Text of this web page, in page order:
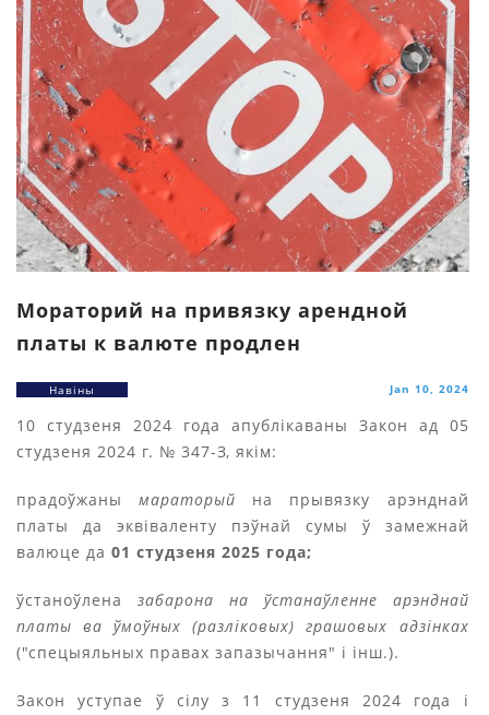
Мораторий на привязку арендной
платы к валюте продлен
Навіны Jan 10, 2024
10 студзеня 2024 года апублікаваны Закон ад 05
студзеня 2024 г. № 347-З, якім:
прадоўжанымараторый на прывязку арэнднай
платы да эквіваленту пэўнай сумы ў замежнай
валюце да 01 студзеня 2025 года;
ўстаноўлена забарона на ўстанаўленне арэнднай
платы ва ўмоўных (разліковых) грашовых адзінках
("спецыяльных правах запазычання" і інш.).
Закон уступае ў сілу з 11 студзеня 2024 года і